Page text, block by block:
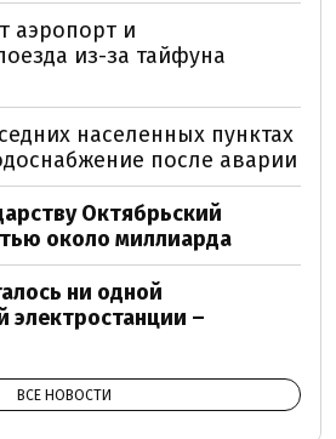
аэропорт и
из-за тайфуна
населенных пунктах
после аварии
Октябрьский
около миллиарда
ни одной
электростанции –
ВСЕ НОВОСТИ